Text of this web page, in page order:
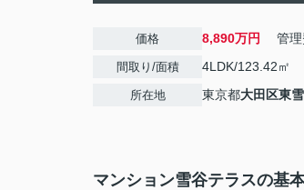
価格 8,890万円 管理
間取り/面積 4LDK/123.42㎡
所在地 東京都大田区東
マンション雪谷テラスの基